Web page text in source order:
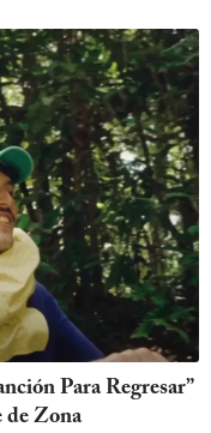
Para Regresar”
de Zona